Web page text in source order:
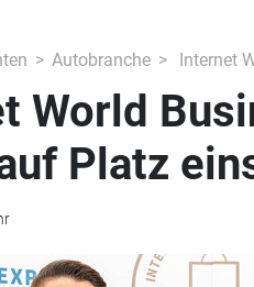
Autobranche Internet
World
Platz